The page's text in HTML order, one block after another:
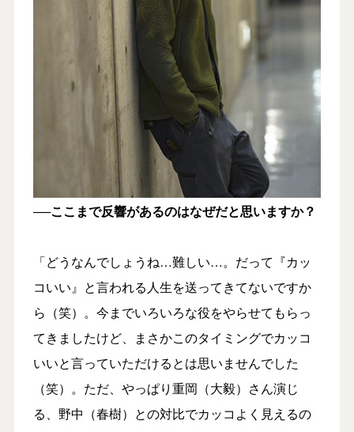
──ここまで反響があるのはなぜだと思いますか？
「どうなんでしょうね…難しい…。だって『カッ
コいい』と言われる人生を送ってきてないですか
ら（笑）。今までいろいろな役をやらせてもらっ
てきましたけど、まさかこのタイミングでカッコ
いいと言っていただけるとは思いませんでした
（笑）。ただ、やっぱり重岡（大毅）さん演じ
る、野中（春樹）との対比でカッコよく見えるの